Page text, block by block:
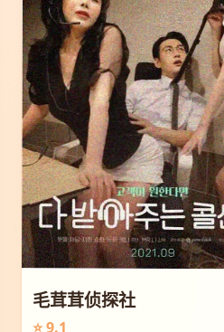
毛茸茸侦探社
⭐ 9.1